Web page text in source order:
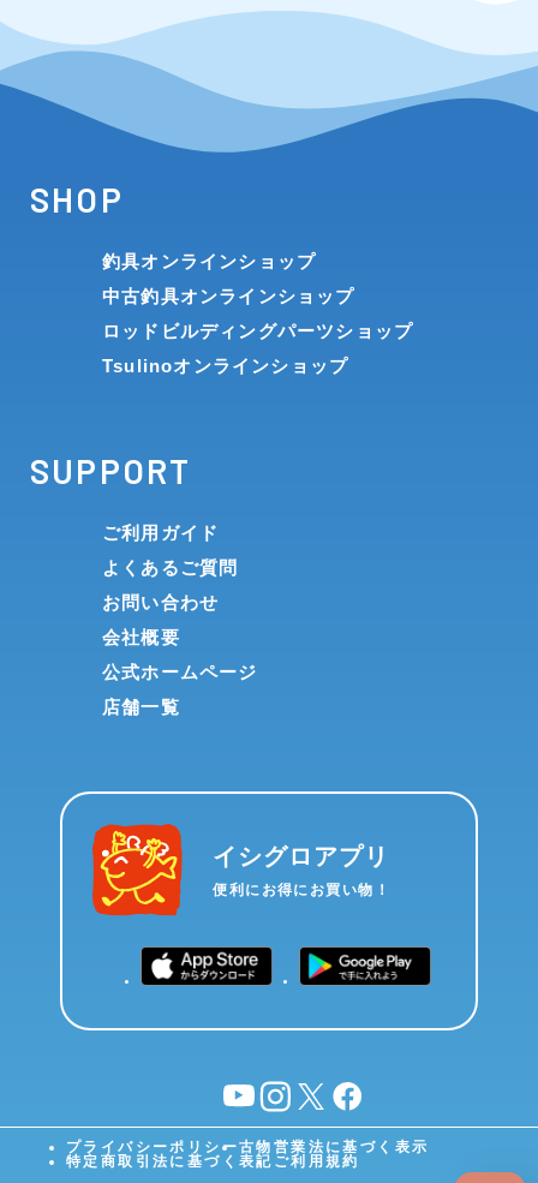
SHOP
釣具オンラインショップ
中古釣具オンラインショップ
ロッドビルディングパーツショップ
Tsulinoオンラインショップ
SUPPORT
ご利用ガイド
よくあるご質問
お問い合わせ
会社概要
公式ホームページ
店舗一覧
イシグロアプリ
便利にお得にお買い物！
YouTubeinstagram
X facebook
プライバシーポリシー古物営業法に基づく表示
特定商取引法に基づく表記 ご利用規約